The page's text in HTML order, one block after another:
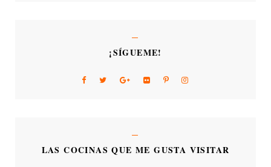
¡SÍGUEME!
LAS COCINAS QUE ME GUSTA VISITAR